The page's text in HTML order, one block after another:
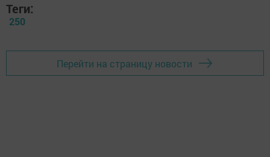
Теги:
250
Перейти на страницу новости